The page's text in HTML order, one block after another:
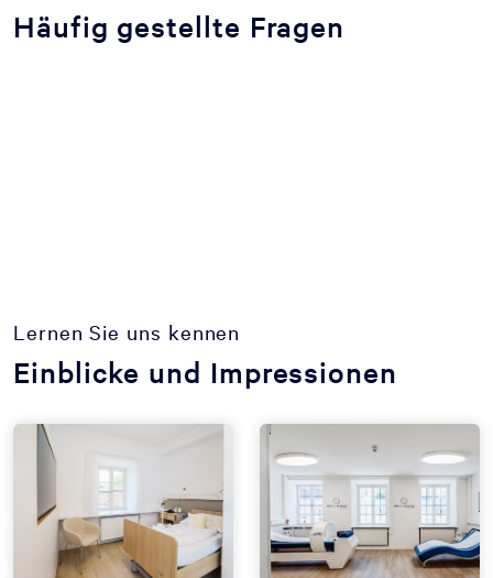
Häufig gestellte Fragen
Lernen Sie uns kennen
Einblicke und Impressionen